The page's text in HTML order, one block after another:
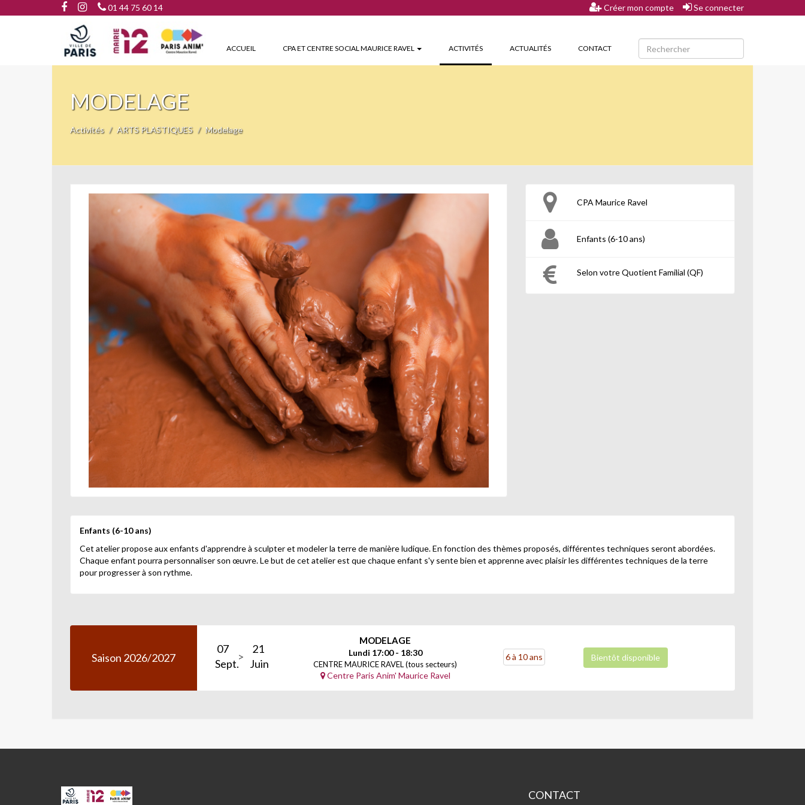
01 44 75 60 14 Créer mon compte Se connecter
ACCUEIL CPA ET CENTRE SOCIAL MAURICE RAVEL ACTIVITÉS(CURRENT)ACTUALITÉS CONTACT
MODELAGE
Activités ARTS PLASTIQUES Modelage
CPA Maurice Ravel
Enfants (6-10 ans)
Selon votre Quotient Familial (QF)
Enfants (6-10 ans)
Cet atelier propose aux enfants d'apprendre à sculpter et modeler la terre de manière ludique. En fonction des thèmes proposés, différentes techniques seront abordées.
Chaque enfant pourra personnaliser son œuvre. Le but de cet atelier est que chaque enfant s'y sente bien et apprenne avec plaisir les différentes techniques de la terre
pour progresser à son rythme.
Saison 2026/2027
07
Sept.
21
Juin
MODELAGE
Lundi 17:00 - 18:30
CENTRE MAURICE RAVEL (tous secteurs)
Centre Paris Anim' Maurice Ravel
6 à 10 ans Bientôt disponible
CPA
CONTACT